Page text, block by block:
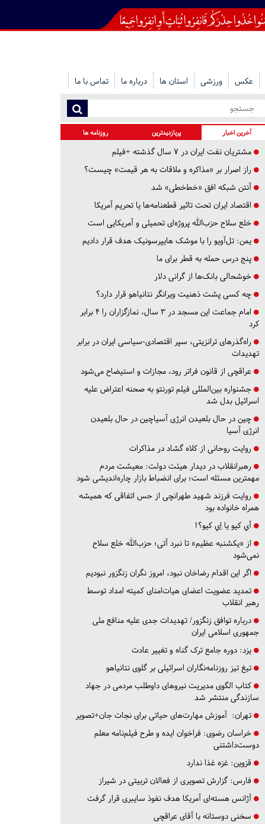
عکس ورزشی استان ها درباره ما تماس با ما
آخرین اخبار پربازدیدترین روزنامه ها
مشتریان نفت ایران در ۷ سال گذشته +فیلم
راز اصرار بر «مذاکره و ملاقات به هر قیمت» چیست؟
آنتن شبکه افق «خط‌خطی» شد
اقتصاد ایران تحت تاثیر قطعنامه‌ها یا تحریم‌ آمریکا
خلع سلاح حزب‌الله پروژه‌ای تحمیلی و آمریکایی است
یمن: تل‌آویو را با موشک هایپرسونیک هدف قرار دادیم
پنج درس‌ حمله به قطر برای ما
خوشحالی بانک‌ها از گرانی دلار
چه کسی پشت ذهنیت ویرانگر نتانیاهو قرار دارد؟
امام جماعت این مسجد در ۳ سال، نمازگزاران را ۴ برابر
کرد
راه‌گذرهای ترانزیتی، سپر اقتصادی-سیاسی ایران در برابر
تهدیدات
عراقچی از قانون فراتر رود، مجازات و استیضاح می‌شود
جشنواره بین‌المللی فیلم تورنتو به صحنه اعتراض علیه
اسرائیل بدل شد
چین در حال بلعیدن انرژی آسیاچین در حال بلعیدن
انرژی آسیا
روایت روحانی از کلاه گشاد در مذاکرات
رهبرانقلاب در دیدار هیئت دولت: معیشت مردم
مهمترین مسئله است؛ برای انضباط بازار چاره‌اندیشی شود
روایت فرزند شهید طهرانچی از حس اتفاقی که همیشه
همراه خانواده بود
آي كيو يا اِي كيو؟!
از «یکشنبه عظیم» تا نبرد آتی؛ حزب‌الله خلع سلاح
نمی‌شود
اگر این اقدام رضاخان نبود، امروز نگران زنگزور نبودیم
تمدید عضویت اعضای هیات‌امنای کمیته امداد توسط
رهبر انقلاب
درباره توافق زنگزور/ تهدیدات جدی علیه منافع ملی
جمهوری اسلامی ایران
یزد: دوره جامع ترک گناه و تغییر عادت
تیغ تیز روزنامه‌نگاران اسرائیلی بر گلوی نتانیاهو
کتاب الگوی مدیریت نیروهای داوطلب مردمی در جهاد
سازندگی منتشر شد
تهران: آموزش مهارت‌های حیاتی برای نجات جان+تصویر
خراسان رضوی: فراخوان ایده و طرح فیلم‌نامه معلم
دوست‌داشتنی
قزوین: غزه غذا ندارد
فارس: گزارش تصویری از فعالان تربیتی در شیراز
آژانس هسته‌ای آمریکا هدف نفوذ سایبری قرار گرفت
سخنی دوستانه با آقای عراقچی